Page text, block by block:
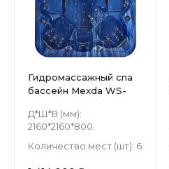
Гидромассажный спа
бассейн Mexda WS-
Д*Ш*В (мм):
2160*2160*800
Количество мест (шт): 6